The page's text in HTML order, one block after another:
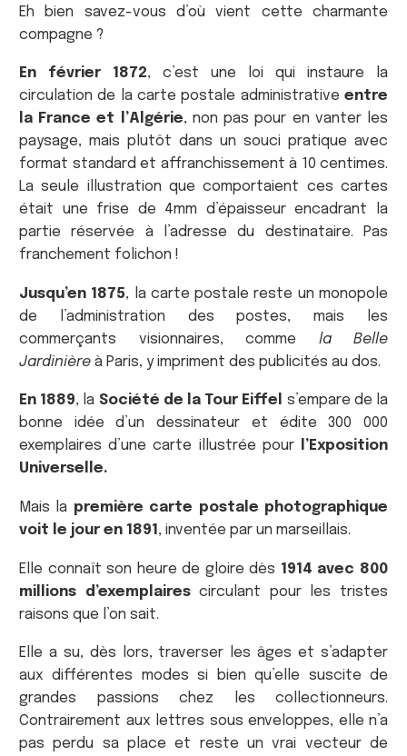
Eh bien savez-vous d’où vient cette charmante
compagne ?
En février 1872, c’est une loi qui instaure la
circulation de la carte postale administrative entre
la France et l’Algérie, non pas pour en vanter les
paysage, mais plutôt dans un souci pratique avec
format standard et affranchissement à 10 centimes.
La seule illustration que comportaient ces cartes
était une frise de 4mm d’épaisseur encadrant la
partie réservée à l’adresse du destinataire. Pas
franchement folichon !
Jusqu’en 1875, la carte postale reste un monopole
de l’administration des postes, mais les
commerçants visionnaires, comme la Belle
Jardinière à Paris, y impriment des publicités au dos.
En 1889, la Société de la Tour Eiffel
s’empare de la
bonne idée d’un dessinateur et édite 300 000
exemplaires d’une carte illustrée pour
l’Exposition
Universelle.
Mais la première carte postale photographique
voit le jour en 1891 , inventée par un marseillais.
Elle connaît son heure de gloire dès 1914 avec 800
millions d’exemplairescirculant pour les tristes
raisons que l’on sait.
Elle a su, dès lors, traverser les âges et s’adapter
aux différentes modes si bien qu’elle suscite de
grandes passions chez les collectionneurs.
Contrairement aux lettres sous enveloppes, elle n’a
pas perdu sa place et reste un vrai vecteur de